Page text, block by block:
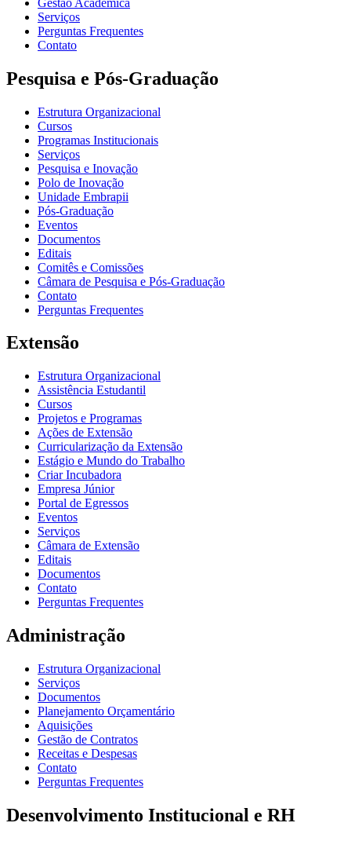
Serviços
Perguntas Frequentes
Contato
Pesquisa e Pós-Graduação
Estrutura Organizacional
Cursos
Programas Institucionais
Serviços
Pesquisa e Inovação
Polo de Inovação
Unidade Embrapii
Pós-Graduação
Eventos
Documentos
Editais
Comitês e Comissões
Câmara de Pesquisa e Pós-Graduação
Contato
Perguntas Frequentes
Extensão
Estrutura Organizacional
Assistência Estudantil
Cursos
Projetos e Programas
Ações de Extensão
Curricularização da Extensão
Estágio e Mundo do Trabalho
Criar Incubadora
Empresa Júnior
Portal de Egressos
Eventos
Serviços
Câmara de Extensão
Editais
Documentos
Contato
Perguntas Frequentes
Administração
Estrutura Organizacional
Serviços
Documentos
Planejamento Orçamentário
Aquisições
Gestão de Contratos
Receitas e Despesas
Contato
Perguntas Frequentes
Desenvolvimento Institucional e RH